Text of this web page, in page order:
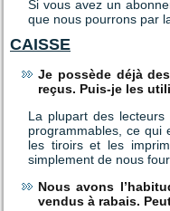
Si vous avez un
que nous pourrons par
CAISSE
Je possède déjà
reçus. Puis-je les
La plupart des
programmables, ce qui
les tiroirs et les
simplement de nous
Nous avons
vendus à rabais.